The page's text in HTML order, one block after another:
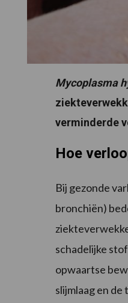
Mycoplasma
verminderde
Hoe
Bij gezonde
bronchiën)
schadelijke
opwaartse
slijmlaag en